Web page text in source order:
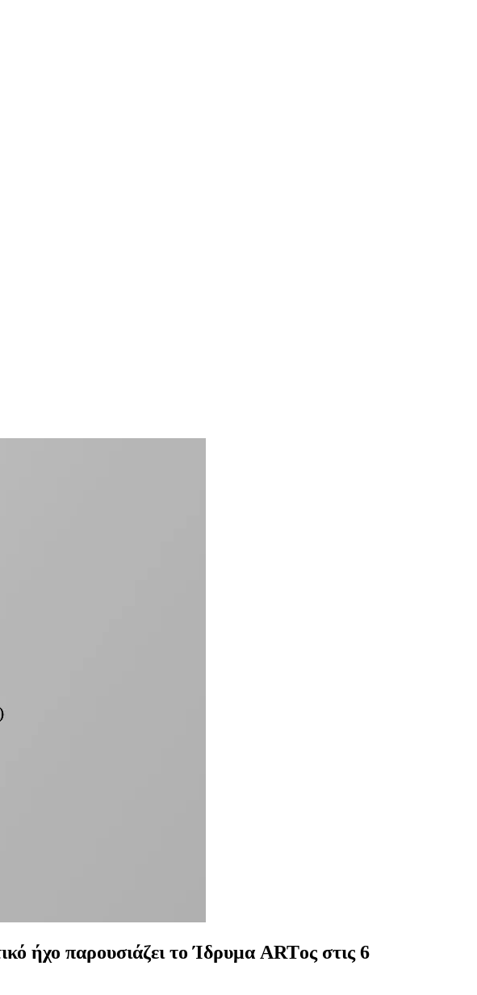
ήχο παρουσιάζει το Ίδρυμα ARTος στις 6